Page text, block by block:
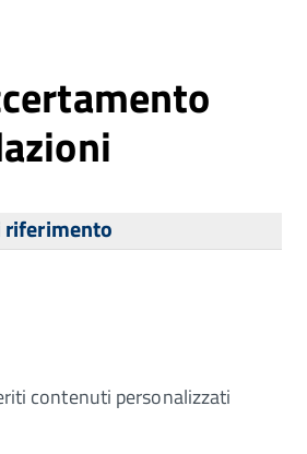
contenuti personalizzati